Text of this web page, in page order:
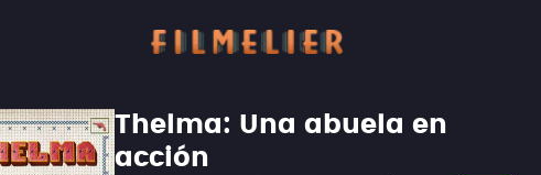
Thelma: Una abuela en
acción